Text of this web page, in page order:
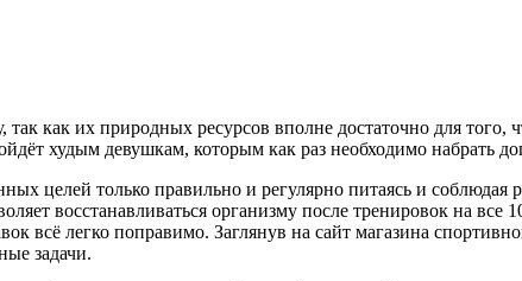
как их природных ресурсов вполне достаточно для того,
худым девушкам, которым как раз необходимо набрать
целей только правильно и регулярно питаясь и соблюдая
восстанавливаться организму после тренировок на
всё легко поправимо. Заглянув на сайт магазина
задачи.